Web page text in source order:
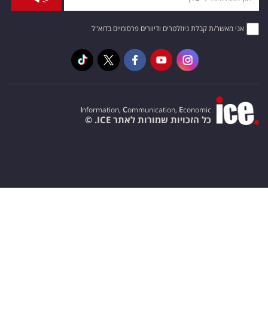
אני מאשר/ת קבלת ניוזלטרים ודיוורים פרסומיים בדוא"ל
Information, Communication, Economic
כל הזכויות שמורות לאתר ICE. ©